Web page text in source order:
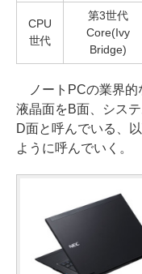
CPU
世代
第3世代
Core(Ivy
Bridge)
ノートPCの業界的
液晶面をB面、シス
D面と呼んでいる、
ように呼んでいく。